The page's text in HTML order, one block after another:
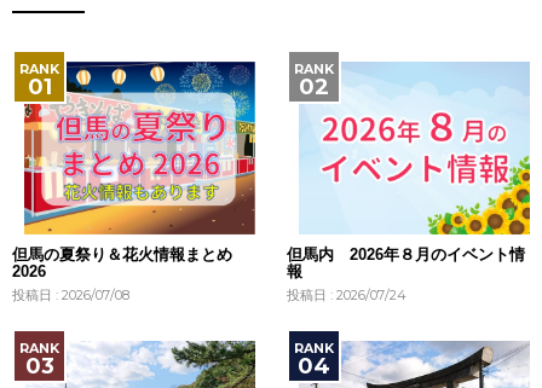
但馬の夏祭り＆花火情報まとめ
2026
投稿日 : 2026/07/08
但馬内 2026年８月のイベント情
報
投稿日 : 2026/07/24